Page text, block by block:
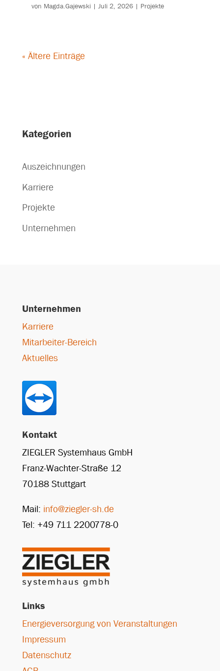
von Magda.Gajewski| Juli 2, 2026| Projekte
« Ältere Einträge
Kategorien
Auszeichnungen
Karriere
Projekte
Unternehmen
Unternehmen
Karriere
Mitarbeiter-Bereich
Aktuelles
Kontakt
ZIEGLER Systemhaus GmbH
Franz-Wachter-Straße 12
70188 Stuttgart
Mail: info@ziegler-sh.de
Tel: +49 711 2200778-0
Links
Energieversorgung von Veranstaltungen
Impressum
Datenschutz